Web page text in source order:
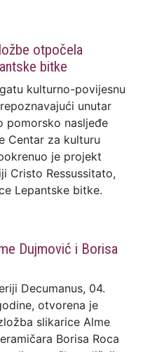
otpočela
bitke
kulturno-povijesnu
unutar
pomorsko nasljeđe
Centar za kulturu
je projekt
Cristo Ressussitato,
Lepantske bitke.
Dujmović i Borisa
Decumanus, 04.
otvorena je
slikarice Alme
Borisa Roca